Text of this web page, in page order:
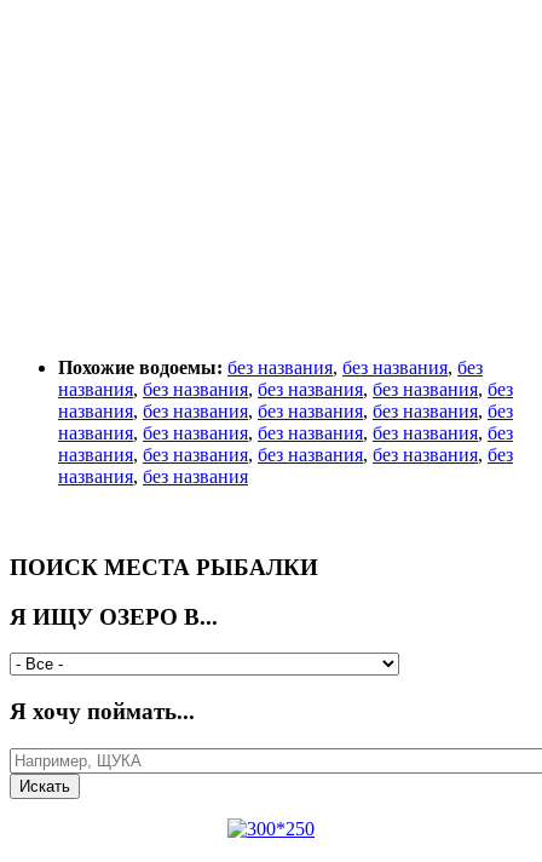
Похожие водоемы: без названия, без названия, без
названия, без названия, без названия, без названия, без
названия, без названия, без названия, без названия, без
названия, без названия, без названия, без названия, без
названия, без названия, без названия, без названия, без
названия, без названия
ПОИСК МЕСТА РЫБАЛКИ
Я ИЩУ ОЗЕРО В...
Я хочу поймать...